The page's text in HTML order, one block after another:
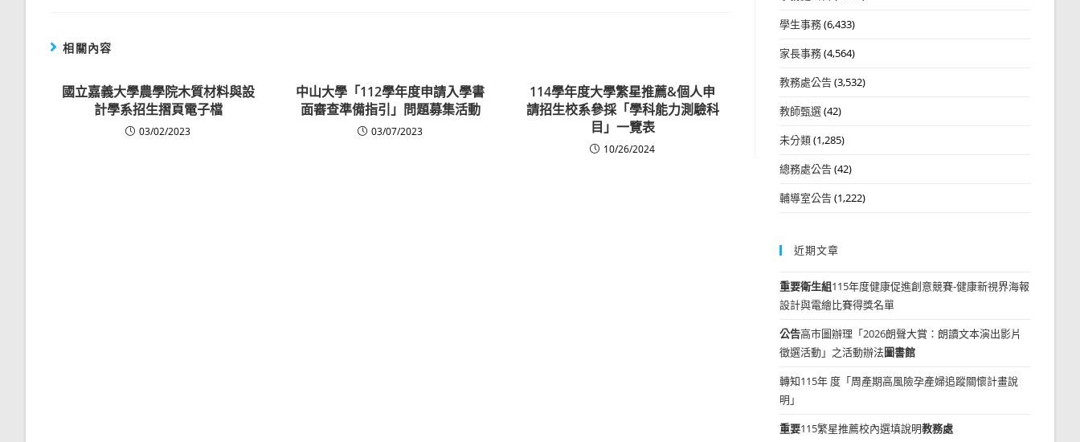
相關內容
國立嘉義大學農學院木質材料與設
計學系招生摺頁電子檔
03/02/2023
中山大學「112學年度申請入學書
面審查準備指引」問題募集活動
03/07/2023
114學年度大學繁星推薦&個人申
請招生校系參採「學科能力測驗科
目」一覽表
10/26/2024
學生事務(6,433)
家長事務(4,564)
教務處公告(3,532)
教師甄選(42)
未分類(1,285)
總務處公告(42)
輔導室公告(1,222)
近期文章
重要衛生組115年度健康促進創意競賽-健康新視界海報
設計與電繪比賽得獎名單
公告高市圖辦理「2026朗聲大賞：朗讀文本演出影片
徵選活動」之活動辦法圖書館
轉知115年 度「周產期高風險孕產婦追蹤關懷計畫說
明」
重要115繁星推薦校內選填說明教務處